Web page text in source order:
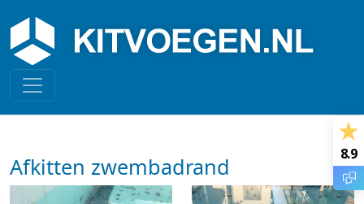
Afkitten zwembadrand 8.9